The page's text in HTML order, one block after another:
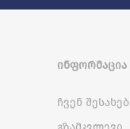
ᲘᲜᲤᲝᲠᲛᲐᲪᲘᲐ
ჩვენ შესახებ